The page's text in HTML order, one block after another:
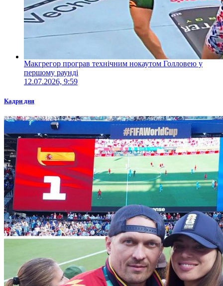
Макгрегор програв технічним нокаутом Голловею у
першому раунді
12.07.2026, 9:59
Кадри дня